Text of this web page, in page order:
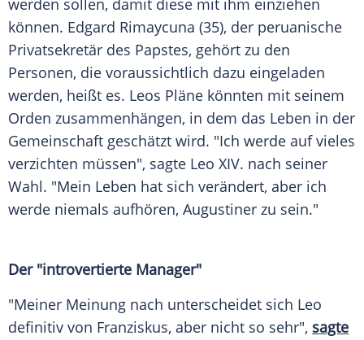
werden sollen, damit diese mit ihm einziehen
können. Edgard Rimaycuna (35), der peruanische
Privatsekretär des Papstes, gehört zu den
Personen, die voraussichtlich dazu eingeladen
werden, heißt es. Leos Pläne könnten mit seinem
Orden zusammenhängen, in dem das Leben in der
Gemeinschaft geschätzt wird. "Ich werde auf vieles
verzichten müssen", sagte Leo XIV. nach seiner
Wahl. "Mein Leben hat sich verändert, aber ich
werde niemals aufhören, Augustiner zu sein."
Der "introvertierte Manager"
"Meiner Meinung nach unterscheidet sich Leo
definitiv von Franziskus, aber nicht so sehr", sagte